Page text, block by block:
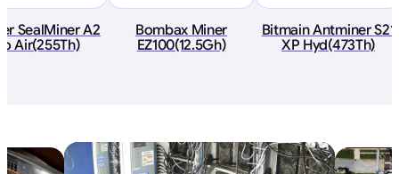
SealMiner A2
Air(255Th)
Bombax Miner
EZ100(12.5Gh)
Bitmain Antminer S21
XP Hyd(473Th)